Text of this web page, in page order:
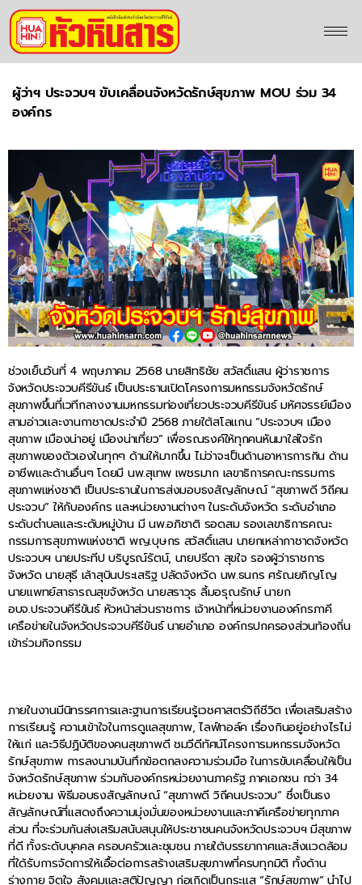
ผู้ว่าฯ ประจวบฯ ขับเคลื่อนจังหวัดรักษ์สุขภาพ MOU ร่วม 34
องค์กร
ช่วงเย็นวันที่ 4 พฤษภาคม 2568 นายสิทธิชัย สวัสดิ์แสน ผู้ว่าราชการ
จังหวัดประจวบคีรีขันธ์ เป็นประธานเปิดโครงการมหกรรมจังหวัดรักษ์
สุขภาพขึ้นที่เวทีกลางงานมหกรรมท่องเที่ยวประจวบคีรีขันธ์ มหัศจรรย์เมือง
สามอ่าวและงานกาชาดประจำปี 2568 ภายใต้สโลแกน “ประจวบฯ เมือง
สุขภาพ เมืองน่าอยู่ เมืองน่าเที่ยว” เพื่อรณรงค์ให้ทุกคนหันมาใส่ใจรัก
สุขภาพของตัวเองในทุกๆ ด้านให้มากขึ้น ไม่ว่าจะเป็นด้านอาหารการกิน ด้าน
อาชีพและด้านอื่นๆ โดยมี นพ.สุเทพ เพชรมาก เลขาธิการคณะกรรมการ
สุขภาพแห่งชาติ เป็นประธานในการส่งมอบธงสัญลักษณ์ “สุขภาพดี วิถีคน
ประจวบ” ให้กับองค์กร และหน่วยงานต่างๆ ในระดับจังหวัด ระดับอำเภอ
ระดับตำบลและระดับหมู่บ้าน มี นพ.อภิชาติ รอดสม รองเลขาธิการคณะ
กรรมการสุขภาพแห่งชาติ พญ.บุษกร สวัสดิ์แสน นายกเหล่ากาชาดจังหวัด
ประจวบฯ นายประทีป บริบูรณ์รัตน์, นายปรีดา สุขใจ รองผู้ว่าราชการ
จังหวัด นายสุธี เล้าสุบินประเสริฐ ปลัดจังหวัด นพ.ธนกร ศรัณยภิญโญ
นายแพทย์สาธารณสุขจังหวัด นายสราวุธ ลิ้มอรุณรักษ์ นายก
อบจ.ประจวบคีรีขันธ์ หัวหน้าส่วนราชการ เจ้าหน้าที่หน่วยงานองค์กรภาคี
เครือข่ายในจังหวัดประจวบคีรีขันธ์ นายอำเภอ องค์กรปกครองส่วนท้องถิ่น
เข้าร่วมกิจกรรม
ภายในงานมีนิทรรศการและฐานการเรียนรู้เวชศาสตร์วิถีชีวิต เพื่อเสริมสร้าง
การเรียนรู้ ความเข้าใจในการดูแลสุขภาพ, ไลฟ์ทอล์ค เรื่องกินอยู่อย่างไรไม่
ให้แก่ และวิธีปฏิบัติของคนสุขภาพดี ชมวีดีทัศน์โครงการมหกรรมจังหวัด
รักษ์สุขภาพ การลงนามบันทึกข้อตกลงความร่วมมือ ในการขับเคลื่อนให้เป็น
จังหวัดรักษ์สุขภาพ ร่วมกับองค์กรหน่วยงานภาครัฐ ภาคเอกชน กว่า 34
หน่วยงาน พิธีมอบธงสัญลักษณ์ “สุขภาพดี วิถีคนประจวบ” ซึ่งเป็นธง
สัญลักษณ์ที่แสดงถึงความมุ่งมั่นของหน่วยงานและภาคีเครือข่ายทุกภาค
ส่วน ที่จะร่วมกันส่งเสริมสนับสนุนให้ประชาชนคนจังหวัดประจวบฯ มีสุขภาพ
ที่ดี ทั้งระดับบุคคล ครอบครัวและชุมชน ภายใต้บรรยากาศและสิ่งแวดล้อม
ที่ใด้รับการจัดการให้เอื้อต่อการสร้างเสริมสุขภาพที่ครบทุกมิติ ทั้งด้าน
ร่างกาย จิตใจ สังคมและสติปัญญา ก่อเกิดเป็นกระแส “รักษ์สุขภาพ” นำไป